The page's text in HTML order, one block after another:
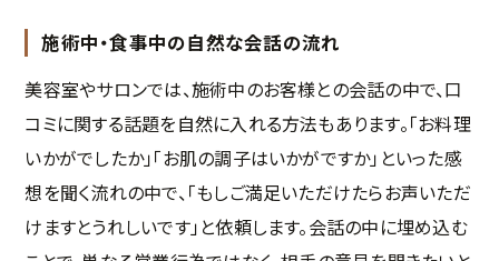
施術中・食事中の自然な会話の流れ
美容室やサロンでは、施術中のお客様との会話の中で、口
コミに関する話題を自然に入れる方法もあります。「お料理
いかがでしたか」「お肌の調子はいかがですか」といった感
想を聞く流れの中で、「もしご満足いただけたらお声いただ
けますとうれしいです」と依頼します。会話の中に埋め込む